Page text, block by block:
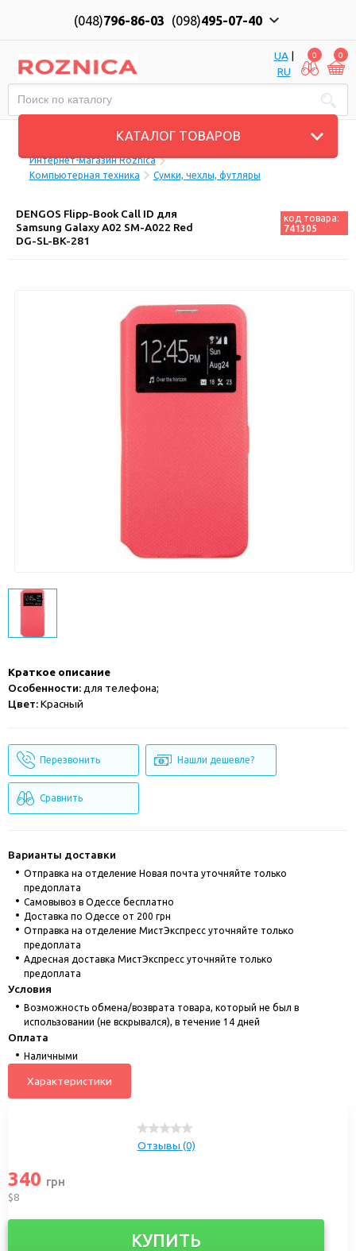
(048)796-86-03 (098)495-07-40
UA|
RU
0 0
КАТАЛОГ ТОВАРОВ
Интернет-магазин Roznica
Компьютерная техника
Сумки, чехлы, футляры
DENGOS Flipp-Book Call ID для
Samsung Galaxy A02 SM-A022 Red
DG-SL-BK-281
код товара:
741305
Краткое описание
Особенности: для телефона;
Цвет:Красный
Перезвонить Нашли дешевле?
Сравнить
Варианты доставки
Отправка на отделение Новая почта уточняйте только
предоплата
Cамовывоз в Одессе бесплатно
Доставка по Одессе от 200 грн
Отправка на отделение МистЭкспресс уточняйте только
предоплата
Адресная доставка МистЭкспресс уточняйте только
предоплата
Условия
Возможность обмена/возврата товара, который не был в
использовании (не вскрывался), в течение 14 дней
Оплата
Наличными
Характеристики
Отзывы (0)
340 грн
$8
КУПИТЬ